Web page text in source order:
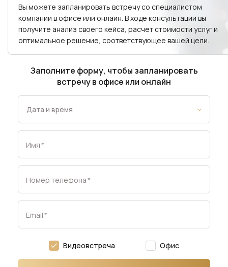
Вы можете запланировать встречу со специалистом
компании в офисе или онлайн. В ходе консультации вы
получите анализ своего кейса, расчет стоимости услуг и
оптимальное решение, соответствующее вашей цели.
Заполните форму, чтобы запланировать
встречу в офисе или онлайн
Имя*
Номер телефона*
Email*
Видеовстреча Офис